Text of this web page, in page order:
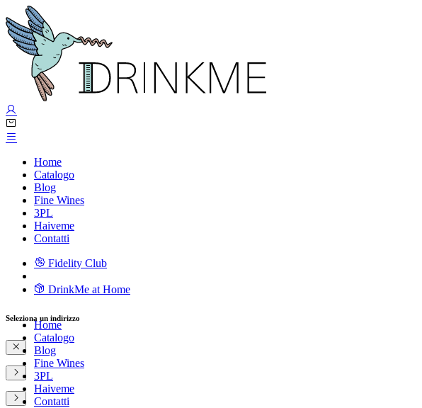
Home
Catalogo
Blog
Fine Wines
3PL
Haiveme
Contatti
Fidelity Club
DrinkMe at Home
Home
Catalogo
Blog
Fine Wines
3PL
Haiveme
Contatti
Seleziona un indirizzo